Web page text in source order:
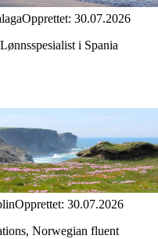
Opprettet: 30.07.2026
i Spania
Opprettet: 30.07.2026
Norwegian fluent